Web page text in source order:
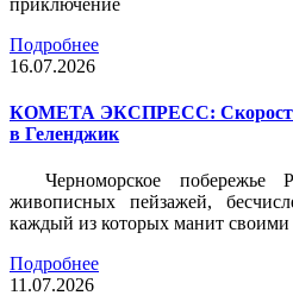
Подробнее
16.07.2026
КОМЕТА ЭКСПРЕСС:
в Геленджик
Черноморское
живописных пейзажей,
каждый из которых манит своими
Подробнее
11.07.2026